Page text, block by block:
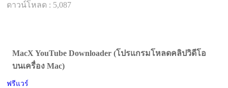
ดาวน์โหลด : 5,087
MacX YouTube Downloader (โปรแกรมโหลดคลิปวิดีโอ
บนเครื่อง Mac)
ฟรีแวร์